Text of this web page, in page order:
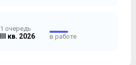
1 очередь
III кв. 2026 в работе